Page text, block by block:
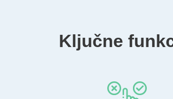
Ključne